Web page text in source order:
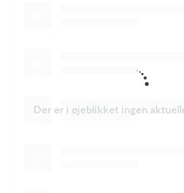
Der er i øjeblikket ingen